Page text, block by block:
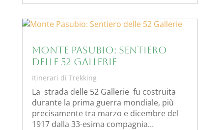
Monte Pasubio: Sentiero
delle 52 Gallerie
Itinerari di Trekking
La strada delle 52 Gallerie fu costruita
durante la prima guerra mondiale, più
precisamente tra marzo e dicembre del
1917 dalla 33-esima compagnia…